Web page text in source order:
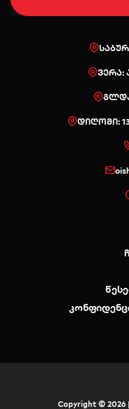
ვერა:
დიღომი:
Copyright © 2026